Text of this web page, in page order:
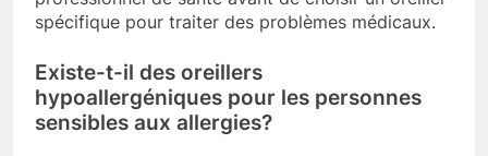
spécifique pour traiter des problèmes médicaux.
Existe-t-il des oreillers
hypoallergéniques pour les personnes
sensibles aux allergies?